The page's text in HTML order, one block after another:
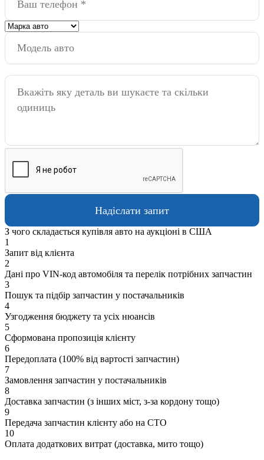
З чого складається купівля авто на аукціоні в США
1
Запит від клієнта
2
Дані про VIN-код автомобіля та перелік потрібних запчастин
3
Пошук та підбір запчастин у постачальників
4
Узгодження бюджету та усіх нюансів
5
Сформована пропозиція клієнту
6
Передоплата (100% від вартості запчастин)
7
Замовлення запчастин у постачальників
8
Доставка запчастин (з інших міст, з-за кордону тощо)
9
Передача запчастин клієнту або на СТО
10
Оплата додаткових витрат (доставка, мито тощо)